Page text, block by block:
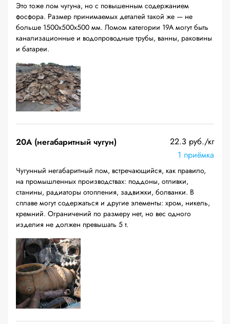
Это тоже лом чугуна, но с повышенным содержанием
фосфора. Размер принимаемых деталей такой же — не
больше 1500х500х500 мм. Ломом категории 19А могут быть
канализационные и водопроводные трубы, ванны, раковины
и батареи.
20A (негабаритный чугун)
22.3 руб./кг
1 приёмка
Чугунный негабаритный лом, встречающийся, как правило,
на промышленных производствах: поддоны, отливки,
станины, радиаторы отопления, задвижки, болванки. В
сплаве могут содержаться и другие элементы: хром, никель,
кремний. Ограничений по размеру нет, но вес одного
изделия не должен превышать 5 т.